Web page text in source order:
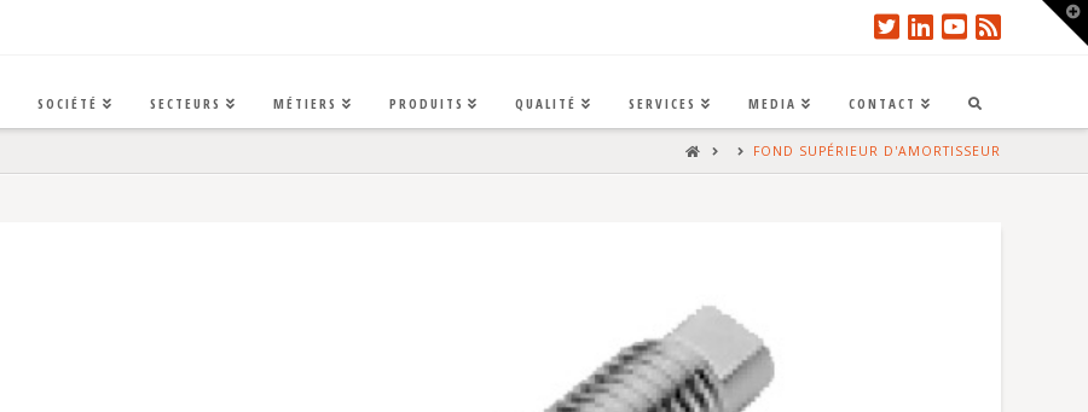
SOCIÉTÉ SECTEURS MÉTIERS PRODUITS QUALITÉ SERVICES MEDIA CONTACT
HOME FOND SUPÉRIEUR D'AMORTISSEUR